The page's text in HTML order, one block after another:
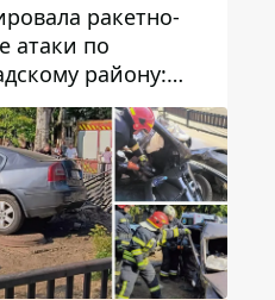
ракетно-
атаки по
району:
вражескую